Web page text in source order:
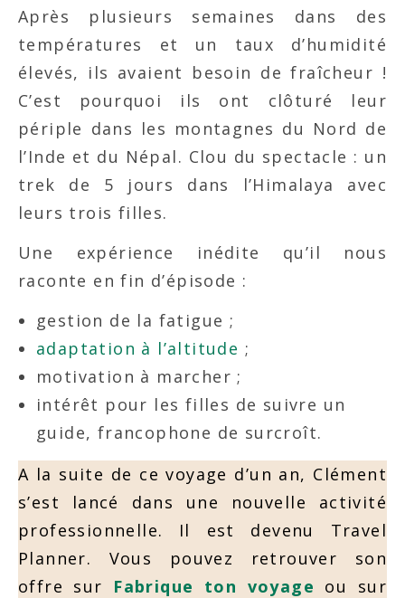
Après plusieurs semaines dans des
températures et un taux d’humidité
élevés, ils avaient besoin de fraîcheur !
C’est pourquoi ils ont clôturé leur
périple dans les montagnes du Nord de
l’Inde et du Népal. Clou du spectacle : un
trek de 5 jours dans l’Himalaya avec
leurs trois filles.
Une expérience inédite qu’il nous
raconte en fin d’épisode :
gestion de la fatigue ;
adaptation à l’altitude ;
motivation à marcher ;
intérêt pour les filles de suivre un
guide, francophone de surcroît.
A la suite de ce voyage d’un an, Clément
s’est lancé dans une nouvelle activité
professionnelle. Il est devenu Travel
Planner. Vous pouvez retrouver son
offre sur Fabrique ton voyage ou sur